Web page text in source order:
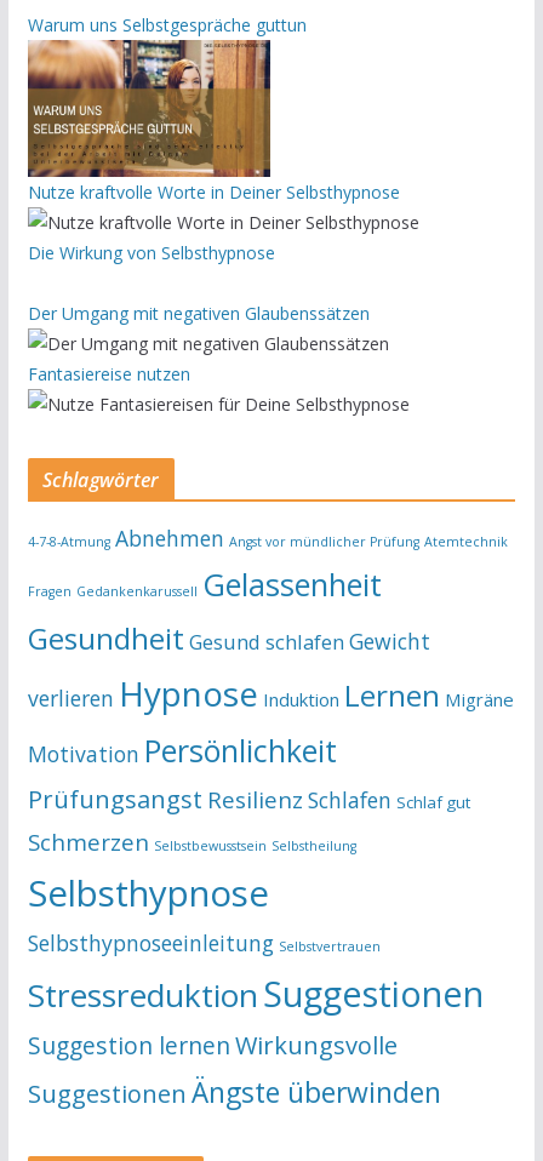
Warum uns Selbstgespräche guttun
Nutze kraftvolle Worte in Deiner Selbsthypnose
Die Wirkung von Selbsthypnose
Der Umgang mit negativen Glaubenssätzen
Fantasiereise nutzen
Schlagwörter
4-7-8-Atmung Abnehmen Angst vor mündlicher Prüfung Atemtechnik
Fragen Gedankenkarussell Gelassenheit
Gesundheit Gesund schlafen Gewicht
verlieren Hypnose Induktion Lernen Migräne
Motivation Persönlichkeit
Prüfungsangst Resilienz Schlafen Schlaf gut
Schmerzen Selbstbewusstsein Selbstheilung
Selbsthypnose
Selbsthypnoseeinleitung Selbstvertrauen
StressreduktionSuggestionen
Suggestion lernenWirkungsvolle
Suggestionen Ängste überwinden